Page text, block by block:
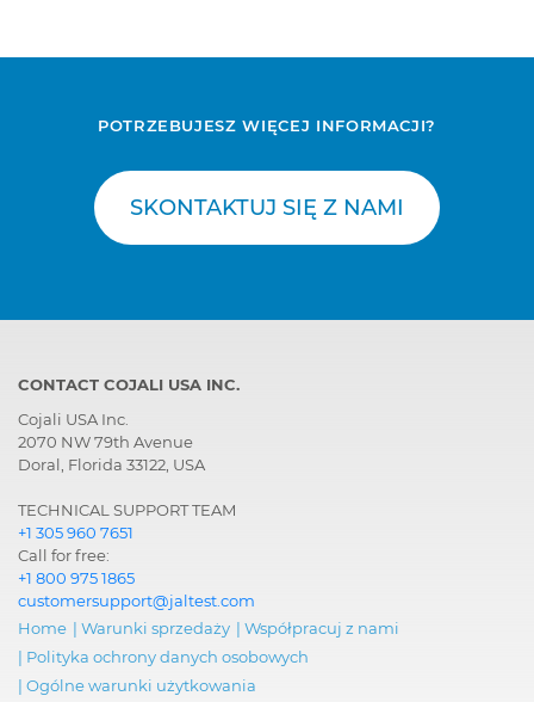
POTRZEBUJESZ WIĘCEJ INFORMACJI?
SKONTAKTUJ SIĘ Z NAMI
CONTACT COJALI USA INC.
Cojali USA Inc.
2070 NW 79th Avenue
Doral, Florida 33122, USA
TECHNICAL SUPPORT TEAM
+1 305 960 7651
Call for free:
+1 800 975 1865
customersupport@jaltest.com
Home | Warunki sprzedaży | Współpracuj z nami
| Polityka ochrony danych osobowych
| Ogólne warunki użytkowania